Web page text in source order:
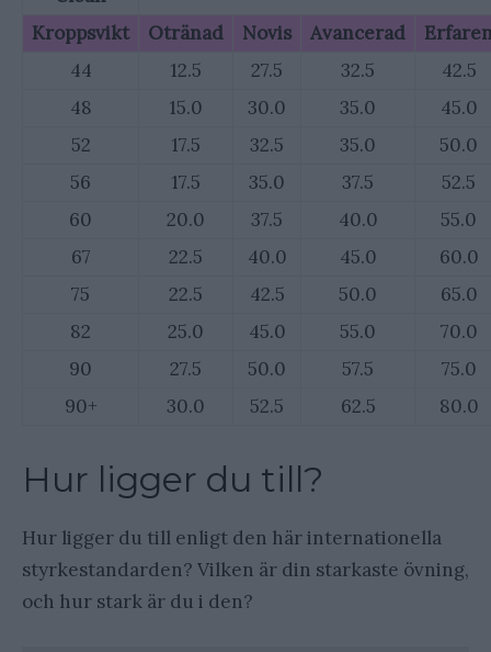
Kroppsvikt Otränad Novis Avancerad
44
12.5 27.5 32.5
42.5
48
15.0 30.0 35.0
45.0
52
17.5 32.5 35.0
50.0
56
17.5 35.0 37.5
52.5
60
20.0 37.5 40.0
55.0
67
22.5 40.0 45.0
60.0
75
22.5 42.5 50.0
65.0
82
25.0 45.0 55.0
70.0
90
27.5 50.0 57.5
75.0
90+
30.0 52.5 62.5 80.0
Hur ligger du till?
Hur ligger du till enligt den här internationella
styrkestandarden? Vilken är din starkaste övning,
och hur stark är du i den?